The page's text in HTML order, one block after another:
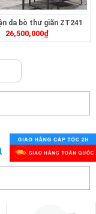
da bò thư giãn ZT241
26,500,000₫